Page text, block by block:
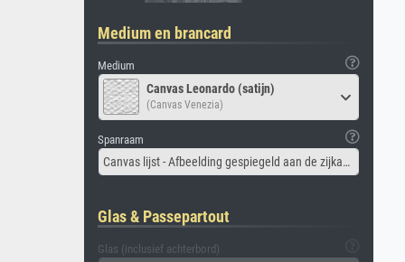
Medium en brancard
Medium
Canvas Leonardo (satijn)
(Canvas Venezia)
Spanraam
Canvas lijst - Afbeelding gespiegeld aan de zijkant
Glas & Passepartout
Glas (inclusief achterbord)